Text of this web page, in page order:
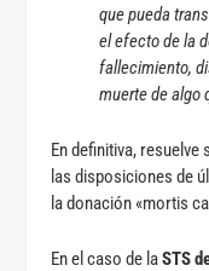
que pueda
el efecto de la
fallecimiento,
muerte de algo
En definitiva,
las disposiciones de
la donación «mortis
En el caso de laSTS